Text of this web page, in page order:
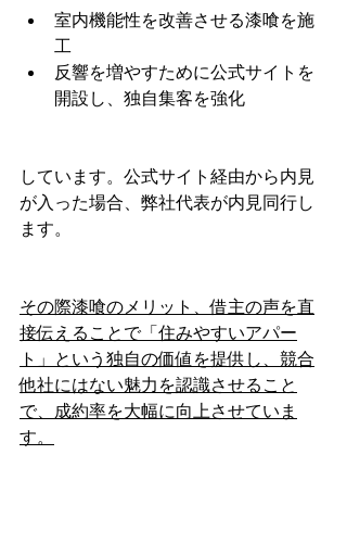
室内機能性を改善させる漆喰を施
工
反響を増やすために公式サイトを
開設し、独自集客を強化
しています。公式サイト経由から内見
が入った場合、弊社代表が内見同行し
ます。
その際漆喰のメリット、借主の声を直
接伝えることで「住みやすいアパー
ト」という独自の価値を提供し、競合
他社にはない魅力を認識させること
で、成約率を大幅に向上させていま
す。